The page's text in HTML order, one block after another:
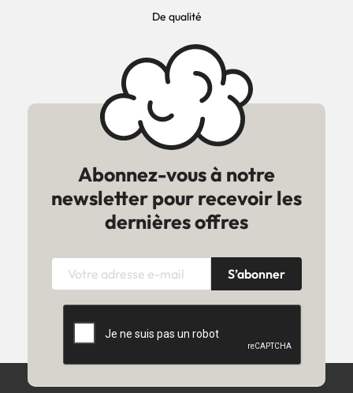
De qualité
Abonnez-vous à notre
newsletter pour recevoir les
dernières offres